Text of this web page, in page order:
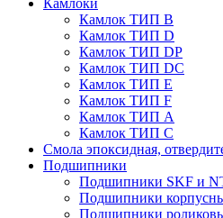
Камлоки
Камлок ТИП B
Камлок ТИП D
Камлок ТИП DP
Камлок ТИП DС
Камлок ТИП E
Камлок ТИП F
Камлок ТИП А
Камлок ТИП С
Смола эпоксидная,
Подшипники
Подшипники SKF и
Подшипники
Подшипники